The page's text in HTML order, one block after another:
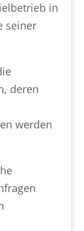
in
seiner
deren
werden